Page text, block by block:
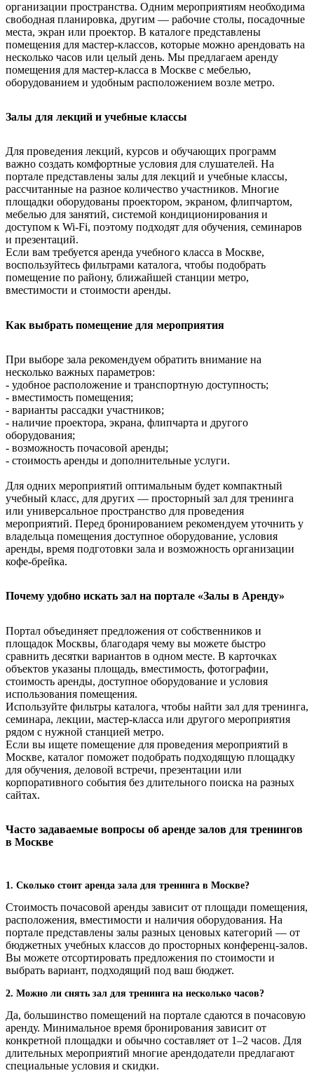
организации пространства. Одним мероприятиям необходима
свободная планировка, другим — рабочие столы, посадочные
места, экран или проектор. В каталоге представлены
помещения для мастер-классов, которые можно арендовать на
несколько часов или целый день. Мы предлагаем аренду
помещения для мастер-класса в Москве с мебелью,
оборудованием и удобным расположением возле метро.
Залы для лекций и учебные классы
Для проведения лекций, курсов и обучающих программ
важно создать комфортные условия для слушателей. На
портале представлены залы для лекций и учебные классы,
рассчитанные на разное количество участников. Многие
площадки оборудованы проектором, экраном, флипчартом,
мебелью для занятий, системой кондиционирования и
доступом к Wi-Fi, поэтому подходят для обучения, семинаров
и презентаций.
Если вам требуется аренда учебного класса в Москве,
воспользуйтесь фильтрами каталога, чтобы подобрать
помещение по району, ближайшей станции метро,
вместимости и стоимости аренды.
Как выбрать помещение для мероприятия
При выборе зала рекомендуем обратить внимание на
несколько важных параметров:
- удобное расположение и транспортную доступность;
- вместимость помещения;
- варианты рассадки участников;
- наличие проектора, экрана, флипчарта и другого
оборудования;
- возможность почасовой аренды;
- стоимость аренды и дополнительные услуги.
Для одних мероприятий оптимальным будет компактный
учебный класс, для других — просторный зал для тренинга
или универсальное пространство для проведения
мероприятий. Перед бронированием рекомендуем уточнить у
владельца помещения доступное оборудование, условия
аренды, время подготовки зала и возможность организации
кофе-брейка.
Почему удобно искать зал на портале «Залы в Аренду»
Портал объединяет предложения от собственников и
площадок Москвы, благодаря чему вы можете быстро
сравнить десятки вариантов в одном месте. В карточках
объектов указаны площадь, вместимость, фотографии,
стоимость аренды, доступное оборудование и условия
использования помещения.
Используйте фильтры каталога, чтобы найти зал для тренинга,
семинара, лекции, мастер-класса или другого мероприятия
рядом с нужной станцией метро.
Если вы ищете помещение для проведения мероприятий в
Москве, каталог поможет подобрать подходящую площадку
для обучения, деловой встречи, презентации или
корпоративного события без длительного поиска на разных
сайтах.
Часто задаваемые вопросы об аренде залов для тренингов
в Москве
1. Сколько стоит аренда зала для тренинга в Москве?
Стоимость почасовой аренды зависит от площади помещения,
расположения, вместимости и наличия оборудования. На
портале представлены залы разных ценовых категорий — от
бюджетных учебных классов до просторных конференц-залов.
Вы можете отсортировать предложения по стоимости и
выбрать вариант, подходящий под ваш бюджет.
2. Можно ли снять зал для тренинга на несколько часов?
Да, большинство помещений на портале сдаются в почасовую
аренду. Минимальное время бронирования зависит от
конкретной площадки и обычно составляет от 1–2 часов. Для
длительных мероприятий многие арендодатели предлагают
специальные условия и скидки.